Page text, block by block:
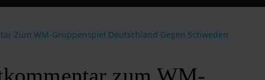
Zum WM-Gruppenspiel Deutschland Gegen Schweden